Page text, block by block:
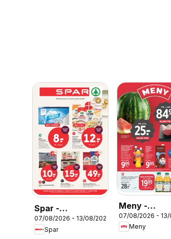
Spar -
Tilbudsavis uge
33
07/08/2026 - 13/08/2026
Spar
Meny -
Tilbudsavis
33
07/08/2026 - 13/
Meny